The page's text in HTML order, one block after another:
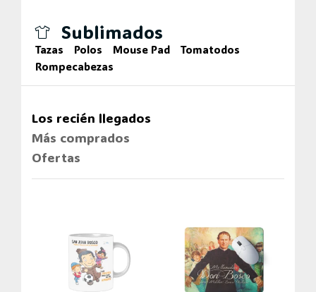
Sublimados
Tazas Polos Mouse Pad
Tomatodos
Rompecabezas
Los recién llegados
Más comprados
Ofertas